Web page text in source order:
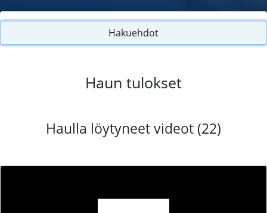
Hakuehdot
Haun tulokset
Haulla löytyneet videot (22)